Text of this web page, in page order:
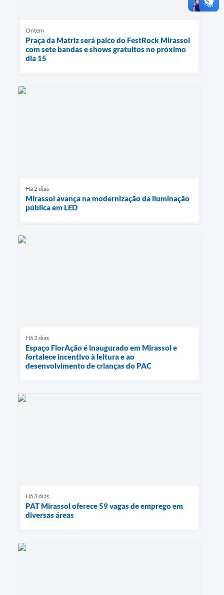
Ontem
Praça da Matriz será palco do FestRock Mirassol
com sete bandas e shows gratuitos no próximo
dia 15
Há 2 dias
Mirassol avança na modernização da iluminação
pública em LED
Há 2 dias
Espaço FlorAção é inaugurado em Mirassol e
fortalece incentivo à leitura e ao
desenvolvimento de crianças do PAC
Há 3 dias
PAT Mirassol oferece 59 vagas de emprego em
diversas áreas